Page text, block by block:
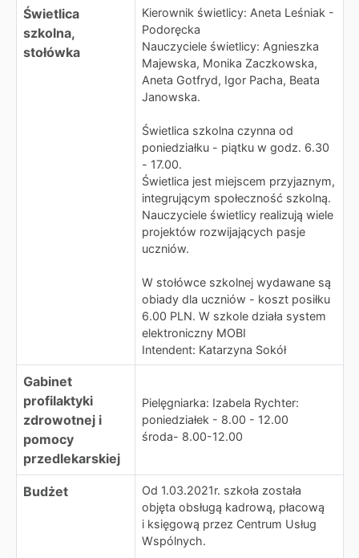
Świetlica
szkolna,
stołówka
Kierownik świetlicy: Aneta Leśniak -
Podoręcka
Nauczyciele świetlicy: Agnieszka
Majewska, Monika Zaczkowska,
Aneta Gotfryd, Igor Pacha, Beata
Janowska.
Świetlica szkolna czynna od
poniedziałku - piątku w godz. 6.30
- 17.00.
Świetlica jest miejscem przyjaznym,
integrującym społeczność szkolną.
Nauczyciele świetlicy realizują wiele
projektów rozwijających pasje
uczniów.
W stołówce szkolnej wydawane są
obiady dla uczniów - koszt posiłku
6.00 PLN. W szkole działa system
elektroniczny MOBI
Intendent: Katarzyna Sokół
Gabinet
profilaktyki
zdrowotnej i
pomocy
przedlekarskiej
Pielęgniarka: Izabela Rychter:
poniedziałek - 8.00 - 12.00
środa- 8.00-12.00
Budżet
Od 1.03.2021r. szkoła została
objęta obsługą kadrową, płacową
i księgową przez Centrum Usług
Wspólnych.